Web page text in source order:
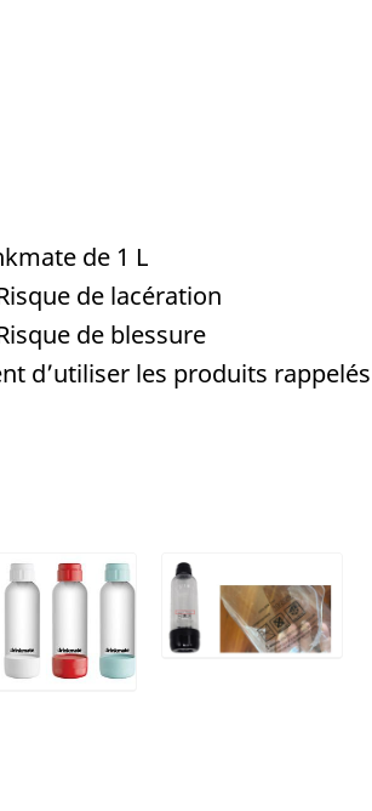
de 1 L
de lacération
de blessure
d’utiliser les produits